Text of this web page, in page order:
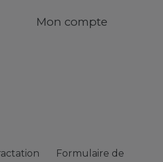
Mon compte
Formulaire de